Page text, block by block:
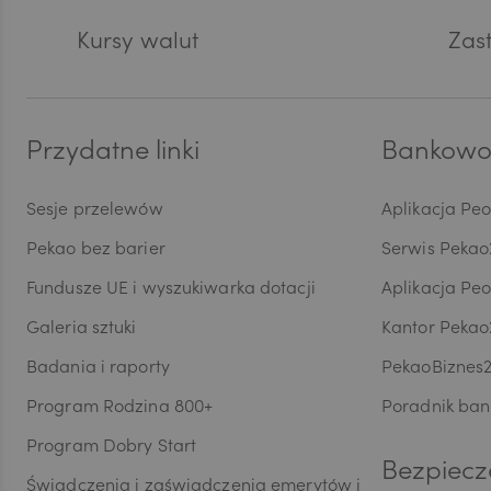
są
w
Kursy walut
Przydatne linki
Sesje przelewów
Pekao bez barier
Fundusze UE i wyszukiwarka dotacji
Galeria sztuki
Badania i raporty
Program Rodzina 800+
Program Dobry Start
Świadczenia i zaświadczenia emerytów i
Aplikacja
Serwis
Aplikacja
Kantor
Poradnik